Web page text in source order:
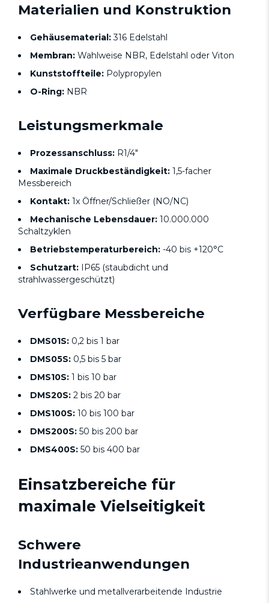
Materialien und Konstruktion
Gehäusematerial:316 Edelstahl
Membran: Wahlweise NBR, Edelstahl oder Viton
Kunststoffteile: Polypropylen
O-Ring: NBR
Leistungsmerkmale
Prozessanschluss: R1/4"
Maximale Druckbeständigkeit: 1,5-facher
Messbereich
Kontakt: 1x Öffner/Schließer (NO/NC)
Mechanische Lebensdauer: 10.000.000
Schaltzyklen
Betriebstemperaturbereich: -40 bis +120°C
Schutzart: IP65 (staubdicht und
strahlwassergeschützt)
Verfügbare Messbereiche
DMS01S: 0,2 bis 1 bar
DMS05S: 0,5 bis 5 bar
DMS10S: 1 bis 10 bar
DMS20S: 2 bis 20 bar
DMS100S: 10 bis 100 bar
DMS200S: 50 bis 200 bar
DMS400S: 50 bis 400 bar
Einsatzbereiche für
maximale Vielseitigkeit
Schwere
Industrieanwendungen
Stahlwerke und metallverarbeitende Industrie